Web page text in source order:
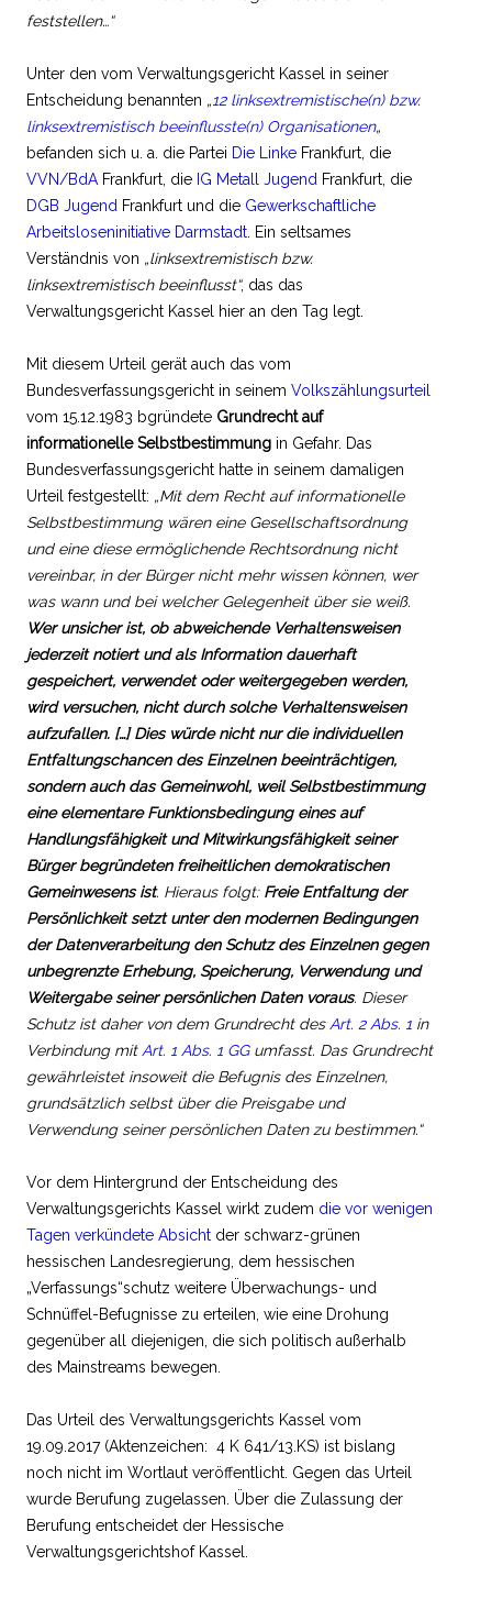
feststellen…“
Unter den vom Verwaltungsgericht Kassel in seiner
Entscheidung benannten „12 linksextremistische(n) bzw.
linksextremistisch beeinflusste(n) Organisationen„
befanden sich u. a. die Partei Die Linke Frankfurt, die
VVN/BdA Frankfurt, die IG Metall Jugend Frankfurt, die
DGB Jugend Frankfurt und die Gewerkschaftliche
Arbeitsloseninitiative Darmstadt . Ein seltsames
Verständnis von „linksextremistisch bzw.
linksextremistisch beeinflusst“, das das
Verwaltungsgericht Kassel hier an den Tag legt.
Mit diesem Urteil gerät auch das vom
Bundesverfassungsgericht in seinem Volkszählungsurteil
vom 15.12.1983 bgründete Grundrecht auf
informationelle Selbstbestimmung in Gefahr. Das
Bundesverfassungsgericht hatte in seinem damaligen
Urteil festgestellt: „Mit dem Recht auf informationelle
Selbstbestimmung wären eine Gesellschaftsordnung
und eine diese ermöglichende Rechtsordnung nicht
vereinbar, in der Bürger nicht mehr wissen können, wer
was wann und bei welcher Gelegenheit über sie weiß.
Wer unsicher ist, ob abweichende Verhaltensweisen
jederzeit notiert und als Information dauerhaft
gespeichert, verwendet oder weitergegeben werden,
wird versuchen, nicht durch solche Verhaltensweisen
aufzufallen. […] Dies würde nicht nur die individuellen
Entfaltungschancen des Einzelnen beeinträchtigen,
sondern auch das Gemeinwohl, weil Selbstbestimmung
eine elementare Funktionsbedingung eines auf
Handlungsfähigkeit und Mitwirkungsfähigkeit seiner
Bürger begründeten freiheitlichen demokratischen
Gemeinwesens ist. Hieraus folgt: Freie Entfaltung der
Persönlichkeit setzt unter den modernen Bedingungen
der Datenverarbeitung den Schutz des Einzelnen gegen
unbegrenzte Erhebung, Speicherung, Verwendung und
Weitergabe seiner persönlichen Daten voraus. Dieser
Schutz ist daher von dem Grundrecht des Art. 2 Abs. 1 in
Verbindung mit Art. 1 Abs. 1 GGumfasst. Das Grundrecht
gewährleistet insoweit die Befugnis des Einzelnen,
grundsätzlich selbst über die Preisgabe und
Verwendung seiner persönlichen Daten zu bestimmen.“
Vor dem Hintergrund der Entscheidung des
Verwaltungsgerichts Kassel wirkt zudem die vor wenigen
Tagen verkündete Absicht der schwarz-grünen
hessischen Landesregierung, dem hessischen
„Verfassungs“schutz weitere Überwachungs- und
Schnüffel-Befugnisse zu erteilen, wie eine Drohung
gegenüber all diejenigen, die sich politisch außerhalb
des Mainstreams bewegen.
Das Urteil des Verwaltungsgerichts Kassel vom
19.09.2017 (Aktenzeichen: 4 K 641/13.KS) ist bislang
noch nicht im Wortlaut veröffentlicht. Gegen das Urteil
wurde Berufung zugelassen. Über die Zulassung der
Berufung entscheidet der Hessische
Verwaltungsgerichtshof Kassel.